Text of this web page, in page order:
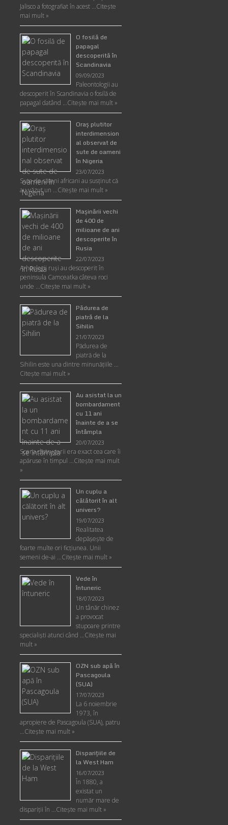
Jalisco a fotografiat în acest …Citește
mai mult »
O fosilă de
papagal
descoperită în
Scandinavia
09/09/2023
Paleontologii au
descoperit în Scandinavia o fosilă de
papagal datând …Citește mai mult »
Oraş plutitor
interdimension
al observat de
sute de oameni
în Nigeria
23/07/2023
Sute de săteni africani au susținut că
au văzut un …Citește mai mult »
Maşinării vechi
de 400 de
milioane de ani
descoperite în
Rusia
22/07/2023
Arheologii ruşi au descoperit în
peninsula Camceatka câteva roci
unde …Citește mai mult »
Pădurea de
piatră de la
Sihilin
21/07/2023
Pădurea de
piatră de la
Sihilin este una dintre minunăţiile …
Citește mai mult »
Au asistat la un
bombardament
cu 11 ani
înainte de a se
întâmpla
20/07/2023
Scena distrugerii era exact cea care îi
apăruse în timpul …Citește mai mult
»
Un cuplu a
călătorit în alt
univers?
19/07/2023
Realitatea
depăşeşte de
foarte multe ori ficţiunea. Unii
semeni de-ai …Citește mai mult »
Vede în
întuneric
18/07/2023
Un tânăr chinez
a provocat
stupoare printre
specialişti atunci când …Citește mai
mult »
OZN sub apă în
Pascagoula
(SUA)
17/07/2023
La 6 noiembrie
1973, în
apropiere de Pascagoula (SUA), patru
…Citește mai mult »
Disparițiile de
la West Ham
16/07/2023
În 1880, a
existat un
număr mare de
dispariții în …Citește mai mult »